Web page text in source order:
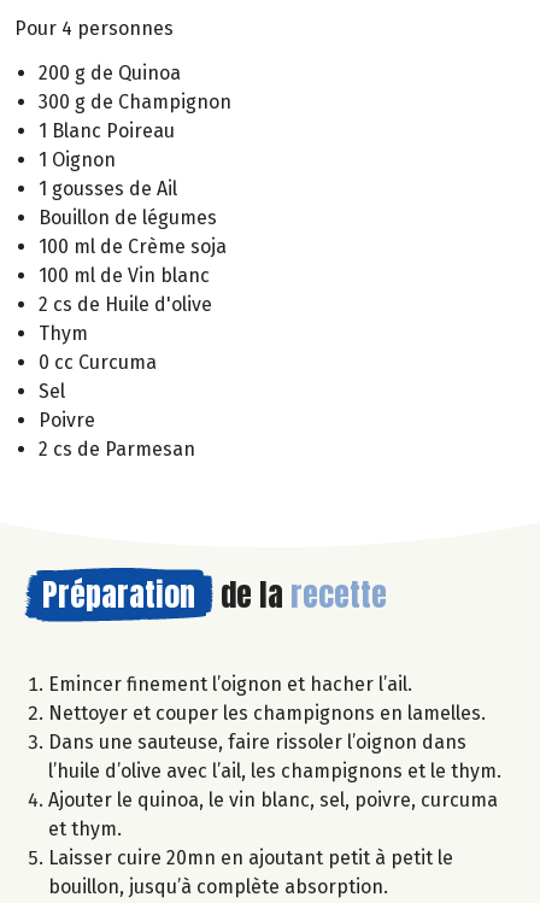
Pour 4 personnes
200 g de Quinoa
300 g de Champignon
1 Blanc Poireau
1 Oignon
1 gousses de Ail
Bouillon de légumes
100 ml de Crème soja
100 ml de Vin blanc
2 cs de Huile d'olive
Thym
0 cc Curcuma
Sel
Poivre
2 cs de Parmesan
Préparation de la recette
Emincer finement l’oignon et hacher l’ail.
Nettoyer et couper les champignons en lamelles.
Dans une sauteuse, faire rissoler l’oignon dans
l’huile d’olive avec l’ail, les champignons et le thym.
Ajouter le quinoa, le vin blanc, sel, poivre, curcuma
et thym.
Laisser cuire 20mn en ajoutant petit à petit le
bouillon, jusqu’à complète absorption.